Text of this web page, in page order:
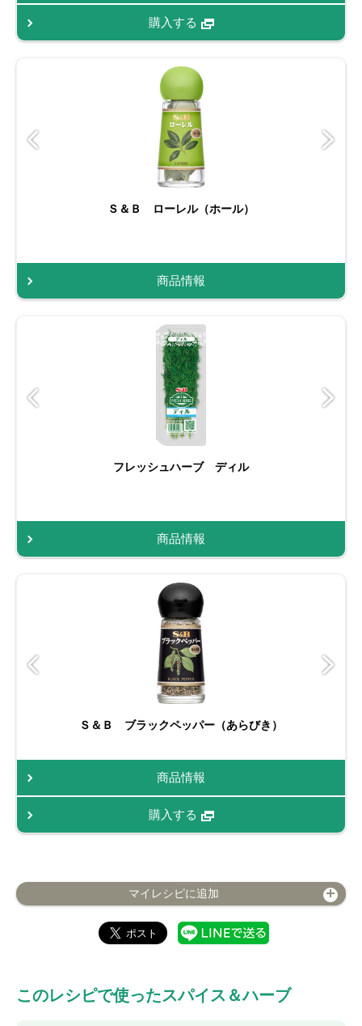
購入する
Ｓ＆Ｂ ローレル（ホール）
商品情報
フレッシュハーブ ディル
商品情報
Ｓ＆Ｂ ブラックペッパー（あらびき）
商品情報
購入する
マイレシピに追加
このレシピで使ったスパイス＆ハーブ